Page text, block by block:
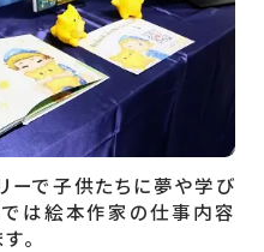
ーで子供たちに夢や学び
は絵本作家の仕事内容
。